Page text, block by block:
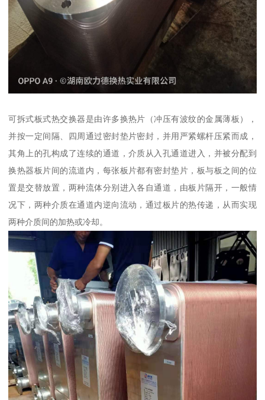
可拆式板式热交换器是由许多换热片（冲压有波纹的金属薄板），
并按一定间隔、四周通过密封垫片密封，并用严紧螺杆压紧而成，
其角上的孔构成了连续的通道，介质从入孔通道进入，并被分配到
换热器板片间的流道内，每张板片都有密封垫片，板与板之间的位
置是交替放置，两种流体分别进入各自通道，由板片隔开，一般情
况下，两种介质在通道内逆向流动，通过板片的热传递，从而实现
两种介质间的加热或冷却。